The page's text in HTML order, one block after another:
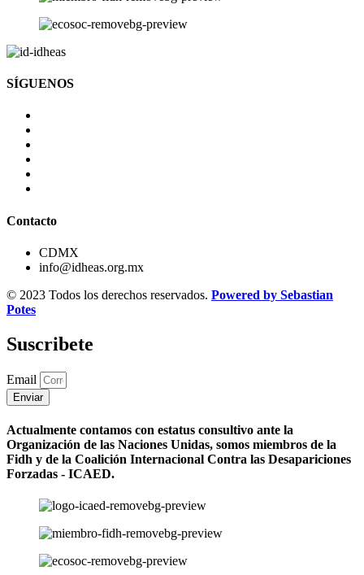
SÍGUENOS
Contacto
CDMX
info@idheas.org.mx
© 2023 Todos los derechos reservados. Powered by Sebastian
Potes
Suscribete
Email
Enviar
Actualmente contamos con estatus consultivo ante la
Organización de las Naciones Unidas, somos miembros de la
Fidh y de la Coalición Internacional Contra las Desapariciones
Forzadas - ICAED.